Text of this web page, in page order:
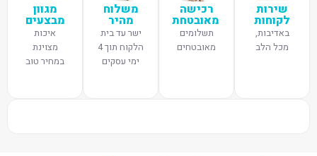
שירות
לקוחות
באדיבות,
מכל הלב
רכישה
מאובטחת
תשלומים
מאובטחים
משלוח
מהיר
ישר עד בית
הלקוח תוך 4
ימי עסקים
מגוון
מבצעים
איכות
מצוינת
במחיר טוב